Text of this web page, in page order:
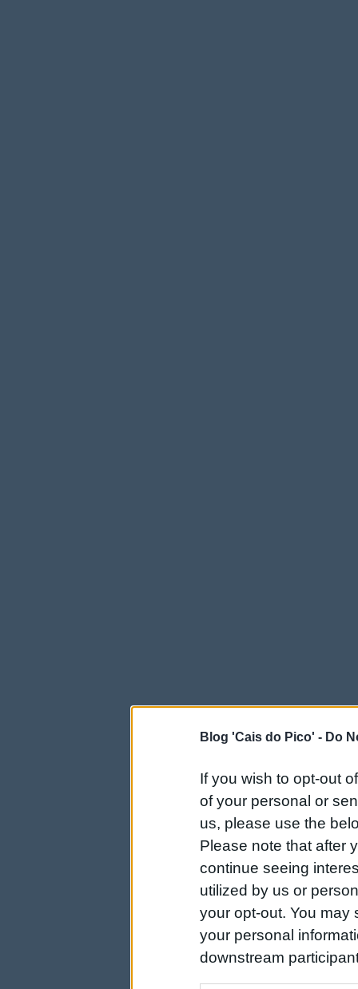
Blog 'Cais do Pico' - Do
If you wish to opt-out
of your personal or
us, please use the
Please note that after
continue seeing
utilized by us or
your opt-out. You may
your personal
downstream
us to third parties on